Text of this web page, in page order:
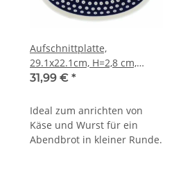
Aufschnittplatte,
29.1x22.1cm, H=2,8 cm,
Dekor 42
31,99 € *
Ideal zum anrichten von
Käse und Wurst für ein
Abendbrot in kleiner Runde.